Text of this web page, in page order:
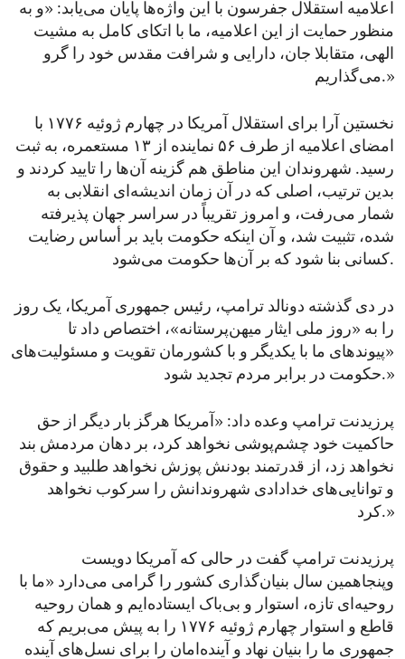
اعلامیه استقلال جفرسون با این واژه‌ها پایان می‌یابد: «و به
منظور حمایت از این اعلامیه، ما با اتکای کامل به مشیت
الهی، متقابلا جان، دارایی و شرافت مقدس خود را گرو
می‌گذاریم.»
نخستین آرا برای استقلال آمریکا در چهارم ژوئیه ۱۷۷۶ با
امضای اعلامیه از طرف ۵۶ نماینده از ۱۳ مستعمره، به ثبت
رسید. شهروندان این مناطق هم گزینه آن‌ها را تایید کردند و
بدین ‌ترتیب، اصلی که در آن زمان اندیشه‌ای انقلابی به
شمار می‌رفت، و امروز تقریباً در سراسر جهان پذیرفته
شده، تثبیت شد، و آن اینکه حکومت باید بر أساس رضایت
کسانی بنا شود که بر آن‌ها حکومت می‌شود.
در دی گذشته دونالد ترامپ، رئیس جمهوری آمریکا، یک روز
را به «روز ملی ایثار میهن‌پرستانه»، اختصاص داد تا
«پیوندهای ما با یکدیگر و با کشورمان تقویت و مسئولیت‌های
حکومت در برابر مردم تجدید شود.»
پرزیدنت ترامپ وعده داد: «آمریکا هرگز بار دیگر از حق
حاکمیت خود چشم‌پوشی نخواهد کرد، بر دهان مردمش بند
نخواهد زد، از قدرتمند بودنش پوزش نخواهد طلبید و حقوق
و توانایی‌های خدادادی شهروندانش را سرکوب نخواهد
کرد.»
پرزیدنت ترامپ گفت در حالی که آمریکا دویست
‌وپنجاهمین سال بنیان‌گذاری‌ کشور را گرامی می‌دارد «ما با
روحیه‌ای تازه، استوار و بی‌باک ایستاده‌ایم و همان روحیه
قاطع و استوار چهارم ژوئیه ۱۷۷۶ را به پیش می‌بریم که
جمهوری ما را بنیان نهاد و آینده‌امان را برای نسل‌های آینده